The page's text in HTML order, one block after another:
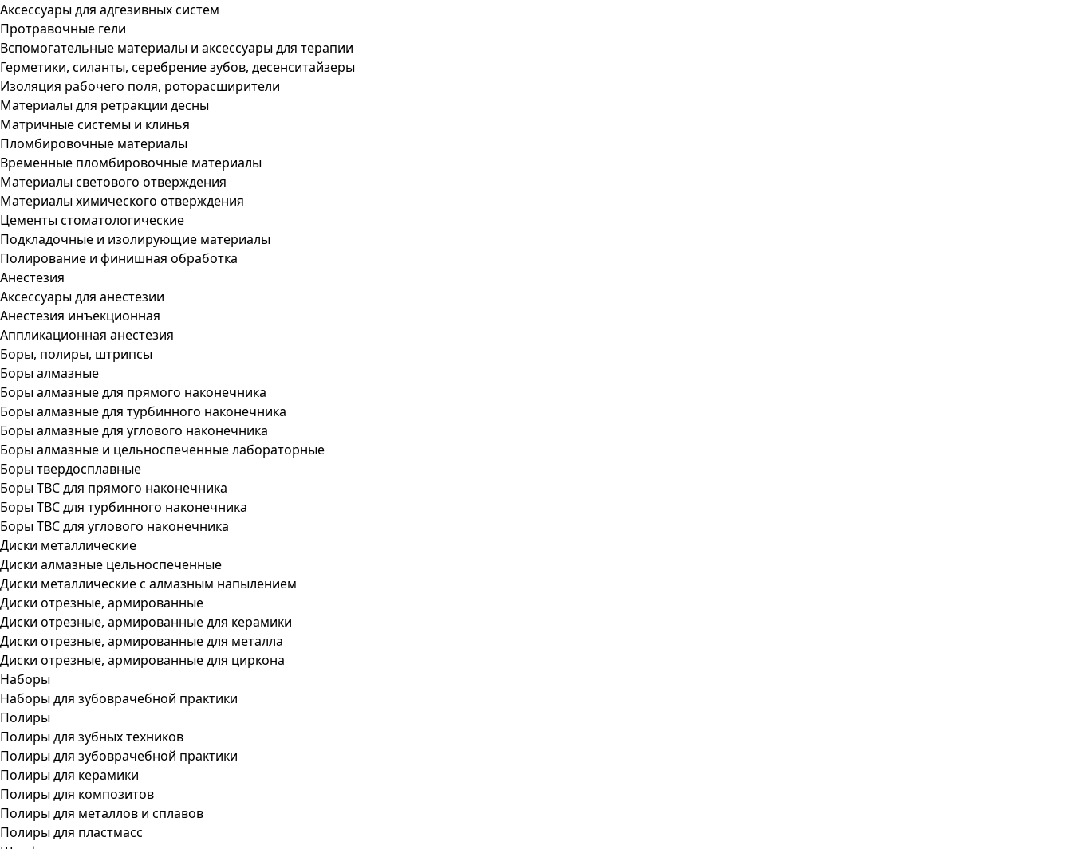
Аксессуары для адгезивных систем
Протравочные гели
Вспомогательные материалы и аксессуары для терапии
Герметики, силанты, серебрение зубов, десенситайзеры
Изоляция рабочего поля, роторасширители
Материалы для ретракции десны
Матричные системы и клинья
Пломбировочные материалы
Временные пломбировочные материалы
Материалы светового отверждения
Материалы химического отверждения
Цементы стоматологические
Подкладочные и изолирующие материалы
Полирование и финишная обработка
Анестезия
Аксессуары для анестезии
Анестезия инъекционная
Аппликационная анестезия
Боры, полиры, штрипсы
Боры алмазные
Боры алмазные для прямого наконечника
Боры алмазные для турбинного наконечника
Боры алмазные для углового наконечника
Боры алмазные и цельноспеченные лабораторные
Боры твердосплавные
Боры ТВС для прямого наконечника
Боры ТВС для турбинного наконечника
Боры ТВС для углового наконечника
Диски металлические
Диски алмазные цельноспеченные
Диски металлические с алмазным напылением
Диски отрезные, армированные
Диски отрезные, армированные для керамики
Диски отрезные, армированные для металла
Диски отрезные, армированные для циркона
Наборы
Наборы для зубоврачебной практики
Полиры
Полиры для зубных техников
Полиры для зубоврачебной практики
Полиры для керамики
Полиры для композитов
Полиры для металлов и сплавов
Полиры для пластмасс